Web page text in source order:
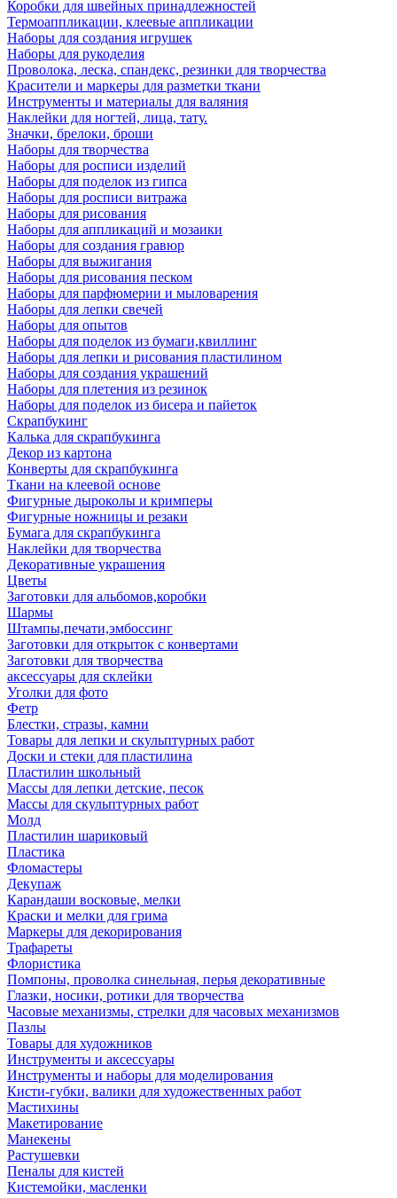
Коробки для швейных принадлежностей
Термоаппликации, клеевые аппликации
Наборы для создания игрушек
Наборы для рукоделия
Проволока, леска, спандекс, резинки для творчества
Красители и маркеры для разметки ткани
Инструменты и материалы для валяния
Наклейки для ногтей, лица, тату.
Значки, брелоки, броши
Наборы для творчества
Наборы для росписи изделий
Наборы для поделок из гипса
Наборы для росписи витража
Наборы для рисования
Наборы для аппликаций и мозаики
Наборы для создания гравюр
Наборы для выжигания
Наборы для рисования песком
Наборы для парфюмерии и мыловарения
Наборы для лепки свечей
Наборы для опытов
Наборы для поделок из бумаги,квиллинг
Наборы для лепки и рисования пластилином
Наборы для создания украшений
Наборы для плетения из резинок
Наборы для поделок из бисера и пайеток
Скрапбукинг
Калька для скрапбукинга
Декор из картона
Конверты для скрапбукинга
Ткани на клеевой основе
Фигурные дыроколы и кримперы
Фигурные ножницы и резаки
Бумага для скрапбукинга
Наклейки для творчества
Декоративные украшения
Цветы
Заготовки для альбомов,коробки
Шармы
Штампы,печати,эмбоссинг
Заготовки для открыток с конвертами
Заготовки для творчества
аксессуары для склейки
Уголки для фото
Фетр
Блестки, стразы, камни
Товары для лепки и скульптурных работ
Доски и стеки для пластилина
Пластилин школьный
Массы для лепки детские, песок
Массы для скульптурных работ
Молд
Пластилин шариковый
Пластика
Фломастеры
Декупаж
Карандаши восковые, мелки
Краски и мелки для грима
Маркеры для декорирования
Трафареты
Флористика
Помпоны, проволка синельная, перья декоративные
Глазки, носики, ротики для творчества
Часовые механизмы, стрелки для часовых механизмов
Пазлы
Товары для художников
Инструменты и аксессуары
Инструменты и наборы для моделирования
Кисти-губки, валики для художественных работ
Мастихины
Макетирование
Манекены
Растушевки
Пеналы для кистей
Кистемойки, масленки